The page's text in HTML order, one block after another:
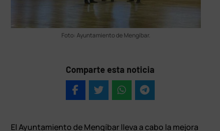
Foto: Ayuntamiento de Mengíbar.
Comparte esta noticia
El Ayuntamiento de Mengíbar lleva a cabo la mejora